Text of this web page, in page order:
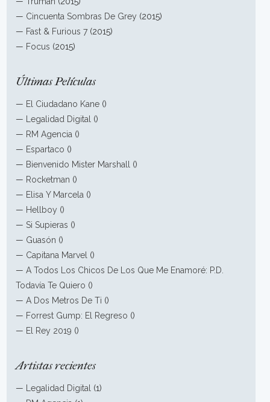
— Cincuenta Sombras De Grey (2015)
— Fast & Furious 7 (2015)
— Focus (2015)
Últimas Películas
— El Ciudadano Kane ()
—
Legalidad Digital
()
— RM Agencia ()
— Espartaco ()
— Bienvenido Mister Marshall
()
— Rocketman ()
— Elisa Y Marcela ()
— Hellboy ()
—Si Supieras ()
— Guasón ()
— Capitana Marvel ()
—A Todos Los Chicos De Los Que Me Enamoré: P.D.
Todavía Te Quiero ()
—A Dos Metros De Ti ()
— Forrest Gump: El Regreso ()
— El Rey 2019 ()
Artistas recientes
— Legalidad Digital
(1)